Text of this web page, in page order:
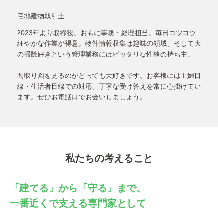
宅地建物取引士
2023年より取締役。おもに事務・経理担当。毎日コツコツ
細やかな作業が得意。物件情報収集は趣味の領域、そして大
の掃除好きという管理業務にはピッタリな性格の持ち主。
間取り図を見るのがとっても大好きです。お客様には主婦目
線・生活者目線での対応、丁寧な受け答えを常に心掛けてい
ます。ぜひお電話口でお会いしましょう。
私たちの考えること
「建てる」から「守る」まで、
一番近くで支える専門家として